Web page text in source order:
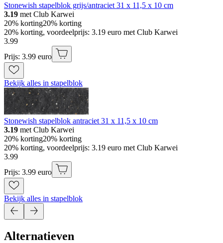
Stonewish stapelblok grijs/antraciet 31 x 11,5 x 10 cm
3.19 met Club Karwei
20% korting20% korting
20% korting, voordeelprijs: 3.19 euro met Club Karwei
3.99
Prijs: 3.99 euro
Bekijk alles in stapelblok
Stonewish stapelblok antraciet 31 x 11,5 x 10 cm
3.19 met Club Karwei
20% korting20% korting
20% korting, voordeelprijs: 3.19 euro met Club Karwei
3.99
Prijs: 3.99 euro
Bekijk alles in stapelblok
Alternatieven